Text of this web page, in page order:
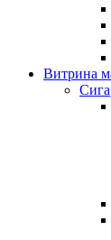
Витрина